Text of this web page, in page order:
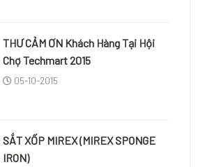
THƯ CẢM ƠN Khách Hàng Tại Hội
Chợ Techmart 2015
05-10-2015
SẮT XỐP MIREX (MIREX SPONGE
IRON)